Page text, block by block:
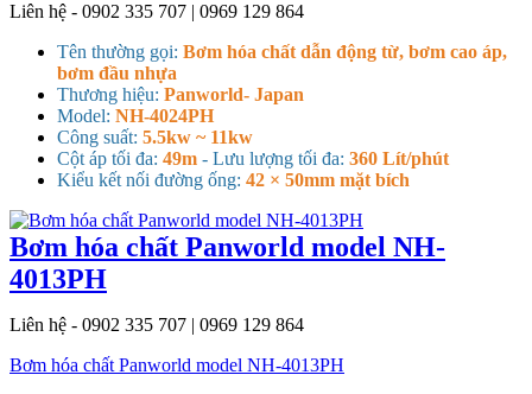
Liên hệ - 0902 335 707 | 0969 129 864
Tên thường gọi: Bơm hóa chất dẫn động từ, bơm cao áp,
bơm đầu nhựa
Thương hiệu: Panworld- Japan
Model: NH-4024PH
Công suất: 5.5kw ~ 11kw
Cột áp tối đa: 49m - Lưu lượng tối đa: 360 Lít/phút
Kiểu kết nối đường ống: 42 × 50mm mặt bích
Bơm hóa chất Panworld model NH-
4013PH
Liên hệ - 0902 335 707 | 0969 129 864
Bơm hóa chất Panworld model NH-4013PH